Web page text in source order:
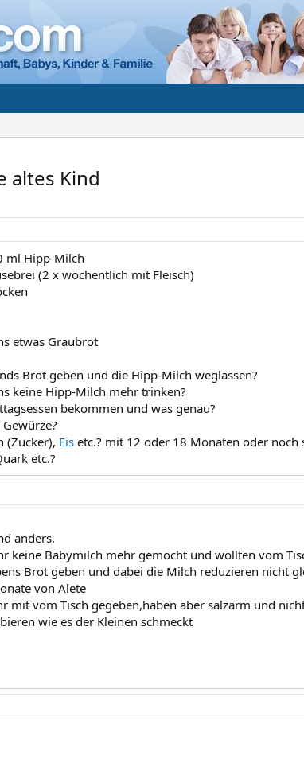
altes Kind
ml Hipp-Milch
(2 x wöchentlich mit Fleisch)
etwas Graubrot
Brot geben und die Hipp-Milch weglassen?
keine Hipp-Milch mehr trinken?
bekommen und was genau?
(Zucker), Eis etc.? mit 12 oder 18 Monaten oder noch
etc.?
anders.
keine Babymilch mehr gemocht und wollten vom
Brot geben und dabei die Milch reduzieren nicht
von Alete
mit vom Tisch gegeben,haben aber salzarm und
wie es der Kleinen schmeckt